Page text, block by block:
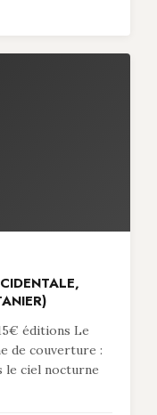
éditions Le
de couverture :
le ciel nocturne